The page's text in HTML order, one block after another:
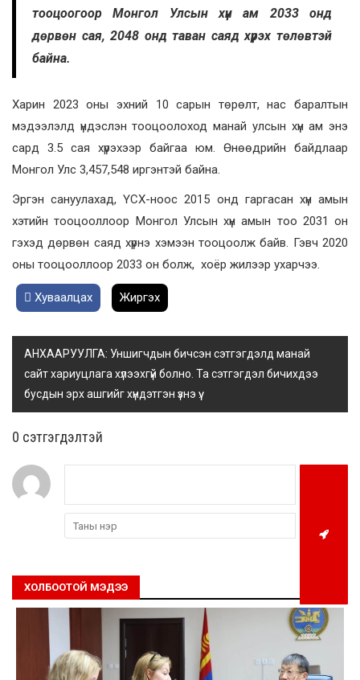
тооцоогоор Монгол Улсын хүн ам 2033 онд
дөрвөн сая, 2048 онд таван саяд хүрэх төлөвтэй
байна.
Харин 2023 оны эхний 10 сарын төрөлт, нас баралтын
мэдээлэлд үндэслэн тооцоолоход манай улсын хүн ам энэ
сард 3.5 сая хүрэхээр байгаа юм. Өнөөдрийн байдлаар
Монгол Улс 3,457,548 иргэнтэй байна.
Эргэн сануулахад, ҮСХ-ноос 2015 онд гаргасан хүн амын
хэтийн тооцооллоор Монгол Улсын хүн амын тоо 2031 он
гэхэд дөрвөн саяд хүрнэ хэмээн тооцоолж байв. Гэвч 2020
оны тооцооллоор 2033 он болж, хоёр жилээр ухарчээ.
Хуваалцах Жиргэх
АНХААРУУЛГА: Уншигчдын бичсэн сэтгэгдэлд манай
сайт хариуцлага хүлээхгүй болно. Та сэтгэгдэл бичихдээ
бусдын эрх ашгийг хүндэтгэн үзнэ үү.
0 cэтгэгдэлтэй
ХОЛБООТОЙ МЭДЭЭ